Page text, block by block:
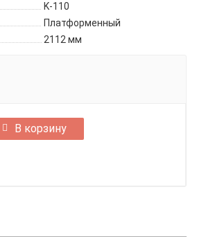
K-110
Платформенный
2112 мм
В корзину